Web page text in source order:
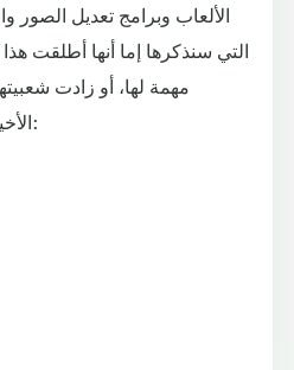
الألعاب وبرامج تعديل الصور
التي سنذكرها إما أنها أطلقت
مهمة لها، أو زادت
الأخيرة. جاءت القائمة كالتالي: